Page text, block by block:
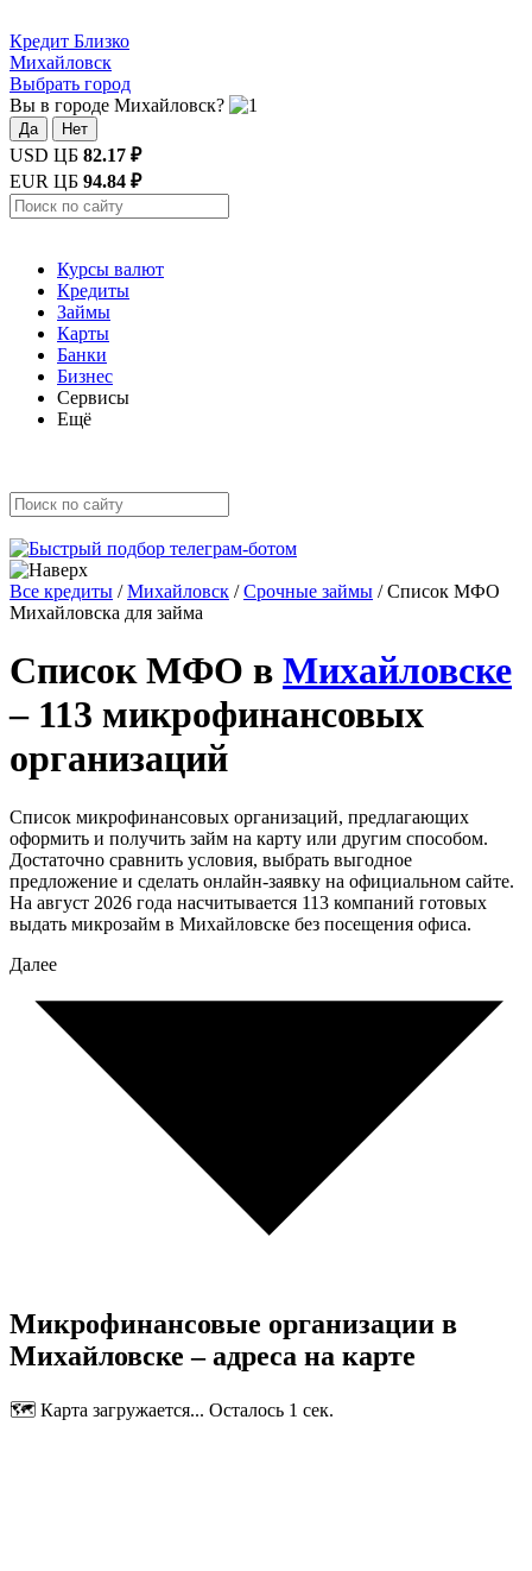
Кредит Близко
Михайловск
Выбрать город
Вы в городе Михайловск?
Да Нет
USD ЦБ 82.17 ₽
EUR ЦБ 94.84 ₽
Курсы валют
Кредиты
Займы
Карты
Банки
Бизнес
Сервисы
Ещё
Все кредиты /Михайловск /Срочные займы /Список МФО
Михайловска для займа
Список МФО в Михайловске
– 113 микрофинансовых
организаций
Список микрофинансовых организаций, предлагающих
оформить и получить займ на карту или другим способом.
Достаточно сравнить условия, выбрать выгодное
предложение и сделать онлайн-заявку на официальном сайте.
На август 2026 года насчитывается 113 компаний готовых
выдать микрозайм в Михайловске без посещения офиса.
Далее
Микрофинансовые организации в
Михайловске – адреса на карте
🗺️ Карта загружается... Осталось 1 сек.